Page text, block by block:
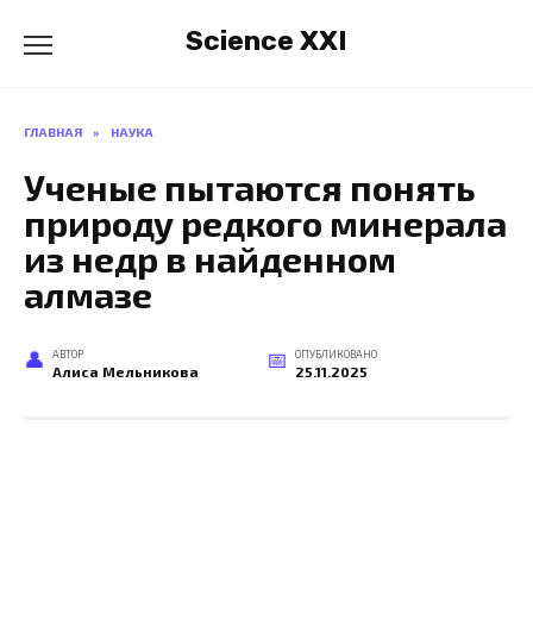
содержанию
Science XXI
ГЛАВНАЯ » НАУКА
Ученые пытаются понять
природу редкого минерала
из недр в найденном
алмазе
АВТОР
Алиса Мельникова
ОПУБЛИКОВАНО
25.11.2025